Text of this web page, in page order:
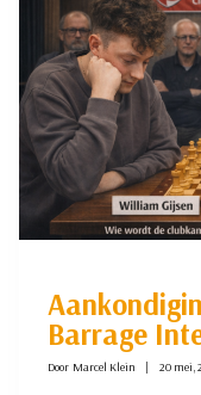
Barrage
Door Marcel Klein 20 mei,